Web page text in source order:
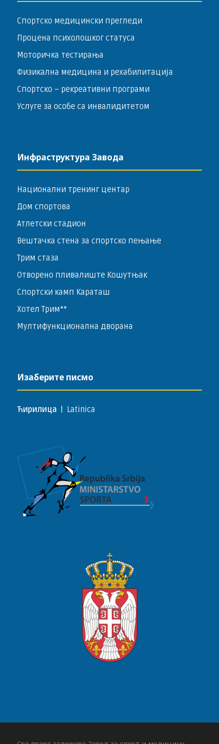
Спортско медицински прегледи
Процена психолошког статуса
Моторичка тестирања
Физикална медицина и рехабилитација
Спортско – ­рекреативни програми
Услуге за особе са инвалидитетом
Инфраструктура Завода
Национални тренинг центар
Дом спортова
Атлетски стадион
Вештачка стена за спортско пењање
Трим стаза
Отворено пливалиште Кошутњак
Спортски камп Караташ
Хотел Трим**
Мултифункционална дворана
Изаберите писмо
Ћирилица Latinica